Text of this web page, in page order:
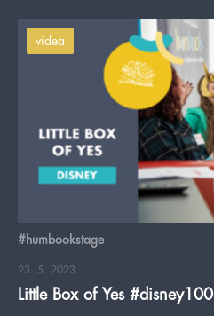
videa
#humbookstage
23. 5. 2023
Little Box of Yes #disney100